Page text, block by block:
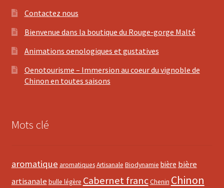
Contactez nous
Bienvenue dans la boutique du Rouge-gorge Malté
Animations oenologiques et gustatives
Oenotourisme – Immersion au coeur du vignoble de
Chinon en toutes saisons
Mots clé
aromatique aromatiquesArtisanale Biodynamie bière bière
artisanale bulle légère Cabernet francChenin Chinon